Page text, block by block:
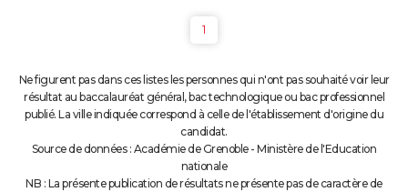
1
Ne figurent pas dans ces listes les personnes qui n'ont pas souhaité voir leur
résultat au baccalauréat général, bac technologique ou bac professionnel
publié. La ville indiquée correspond à celle de l'établissement d'origine du
candidat.
Source de données : Académie de Grenoble - Ministère de l'Education
nationale
NB : La présente publication de résultats ne présente pas de caractère de